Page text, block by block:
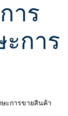
าร
การ
ษะการขายสินค้า